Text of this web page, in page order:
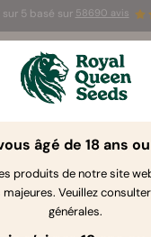
sur 5 basé sur 58690 avis
White Widow Auto
The RQS Blog
Lifestyle
âgé de 18 ans
produits de notre site
majeures. Veuillez
générales.